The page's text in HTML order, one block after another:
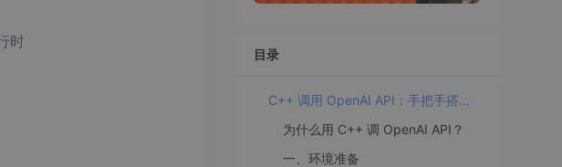
时
目录
C++ 调用 OpenAI API：手把手搭建 AI 应用后端
为什么用 C++ 调 OpenAI API？
一、环境准备